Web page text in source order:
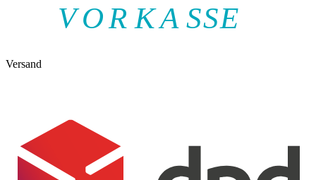
VOR KA SSE
Versand